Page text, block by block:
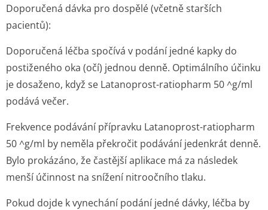
Doporučená dávka pro dospělé (včetně starších
pacientů):
Doporučená léčba spočívá v podání jedné kapky do
postiženého oka (očí) jednou denně. Optimálního účinku
je dosaženo, když se Latanoprost-ratiopharm 50 ^g/ml
podává večer.
Frekvence podávání přípravku Latanoprost-ratiopharm
50 ^g/ml by neměla překročit podávání jedenkrát denně.
Bylo prokázáno, že častější aplikace má za následek
menší účinnost na snížení nitroočního tlaku.
Pokud dojde k vynechání podání jedné dávky, léčba by